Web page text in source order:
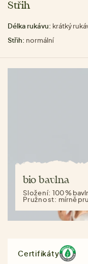
Střih
Délka rukávu: krátký
Střih: normální
bio bavlna
Složení:100 %
Pružnost: mírně
Certifikáty